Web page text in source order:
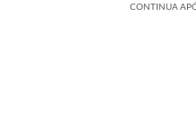
CONTINUA